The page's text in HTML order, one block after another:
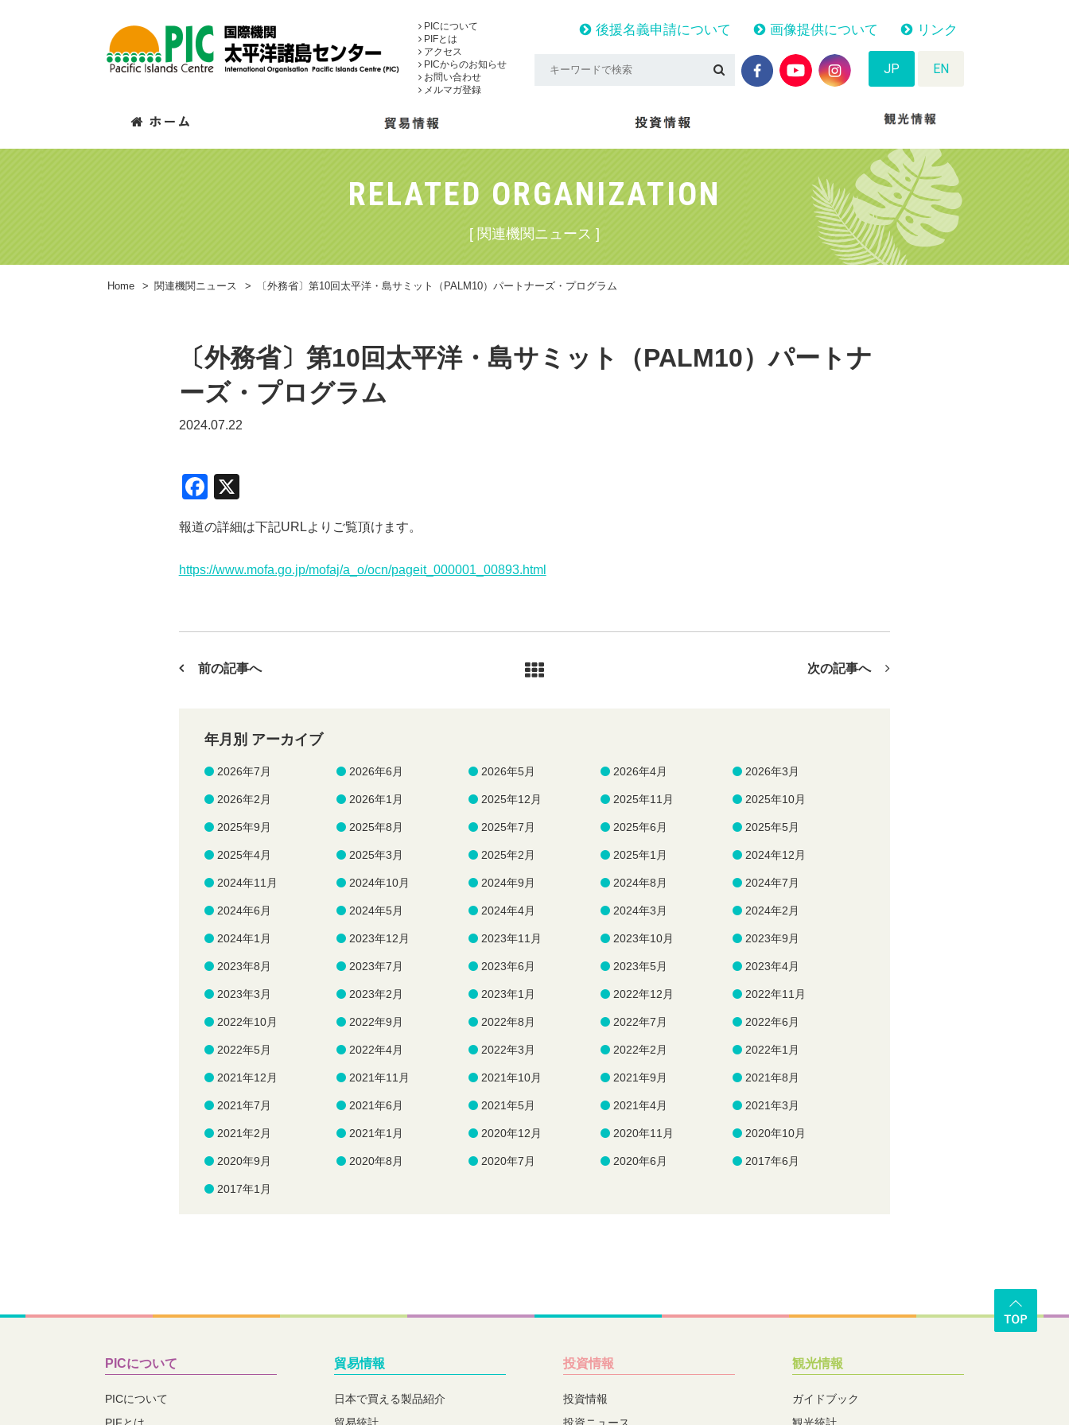
PICについて
PIFとは
アクセス
PICからのお知らせ
お問い合わせ
メルマガ登録
後援名義申請について 画像提供について リンク
JP EN
RELATED ORGANIZATION
[ 関連機関ニュース ]
Home > 関連機関ニュース > 〔外務省〕第10回太平洋・島サミット（PALM10）パートナーズ・プログラム
〔外務省〕第10回太平洋・島サミット（PALM10）パートナ
ーズ・プログラム
2024.07.22
F
c
e
o
k
報道の詳細は下記URLよりご覧頂けます。
https://www.mofa.go.jp/mofaj/a_o/ocn/pageit_000001_00893.html
前の記事へ 次の記事へ
年月別 アーカイブ
2026年7月 2026年6月 2026年5月 2026年4月 2026年3月
2026年2月 2026年1月 2025年12月 2025年11月 2025年10月
2025年9月 2025年8月 2025年7月 2025年6月 2025年5月
2025年4月 2025年3月 2025年2月 2025年1月 2024年12月
2024年11月 2024年10月 2024年9月 2024年8月 2024年7月
2024年6月 2024年5月 2024年4月 2024年3月 2024年2月
2024年1月 2023年12月 2023年11月 2023年10月 2023年9月
2023年8月 2023年7月 2023年6月 2023年5月 2023年4月
2023年3月 2023年2月 2023年1月 2022年12月 2022年11月
2022年10月 2022年9月 2022年8月 2022年7月 2022年6月
2022年5月 2022年4月 2022年3月 2022年2月 2022年1月
2021年12月 2021年11月 2021年10月 2021年9月 2021年8月
2021年7月 2021年6月 2021年5月 2021年4月 2021年3月
2021年2月 2021年1月 2020年12月 2020年11月 2020年10月
2020年9月 2020年8月 2020年7月 2020年6月 2017年6月
2017年1月
PICについて
PICについて
貿易情報
日本で買える製品紹介
投資情報
投資情報
観光情報
ガイドブック